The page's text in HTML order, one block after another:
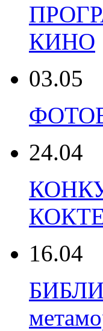
КИНО
03.05
24.04
16.04